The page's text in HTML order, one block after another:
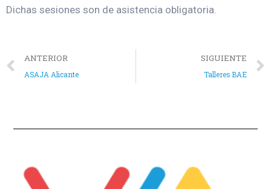
Dichas sesiones son de asistencia obligatoria.
ANTERIOR
ASAJA Alicante
SIGUIENTE
Talleres BAE